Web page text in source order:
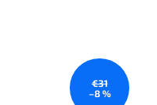
€31
–8 %